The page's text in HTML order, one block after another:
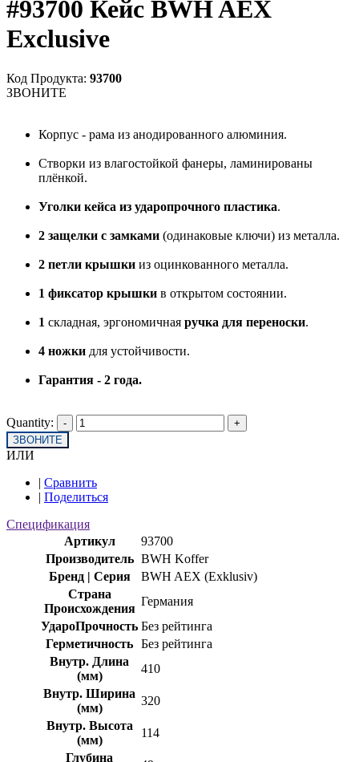
#93700 Кейс BWH AEX
Exclusive
Код Продукта: 93700
ЗВОНИТЕ
Корпус - рама из анодированного алюминия.
Створки из влагостойкой фанеры, ламинированы
плёнкой.
Уголки кейса из ударопрочного пластика.
2 защелки с замками (одинаковые ключи) из металла.
2 петли крышки из оцинкованного металла.
1 фиксатор крышки в открытом состоянии.
1 складная, эргономичная ручка для переноски.
4 ножки для устойчивости.
Гарантия - 2 года.
Quantity:
ЗВОНИТЕ
ИЛИ
| Сравнить
| Поделиться
Спецификация
Артикул
93700
Производитель BWH Koffer
Бренд | Серия
BWH AEX (Exklusiv)
Страна
Происхождения
Германия
УдароПрочность Без рейтинга
Герметичность Без рейтинга
Внутр. Длина
(мм)
410
Внутр. Ширина
(мм)
320
Внутр. Высота
(мм)
114
Глубина